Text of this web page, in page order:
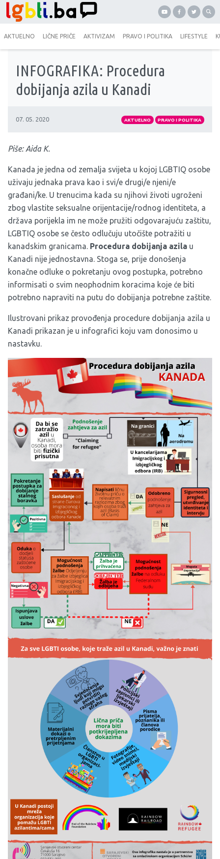
AKTUELNO LIČNE PRIČE AKTIVIZAM PRAVO I POLITIKA LIFESTYLE
INFOGRAFIKA: Procedura
dobijanja azila u Kanadi
07. 05. 2020 AKTUELNO PRAVO I POLITIKA
Piše: Aida K.
Kanada je jedna od zemalja svijeta u kojoj LGBTIQ osobe
uživaju jednaka prava kao i svi/e drugi/e njeni/e
građani/ke. U trenucima kada su njihovi životi ugroženi
zbog vlastite seksualne orijentacije/rodnog identiteta, a
država porijekla im ne može pružiti odgovarajuću zaštitu,
LGBTIQ osobe se često odlučuju utočište potražiti u
kanadskim granicama. Procedura dobijanja azila u
Kanadi nije jednostavna. Stoga se, prije donošenja
konačne odluke o pokretanju ovog postupka, potrebno
informisati o svim neophodnim koracima koje će biti
potrebno napraviti na putu do dobijanja potrebne zaštite.
Ilustrovani prikaz provođenja procedure dobijanja azila u
Kanadi prikazan je u infografici koju vam donosimo u
nastavku.